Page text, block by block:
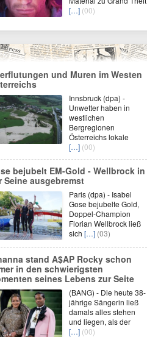
[…] (00)
und Muren im Westen
Innsbruck (dpa) -
Unwetter haben in
westlichen
Bergregionen
Österreichs lokale
[…] (00)
bejubelt EM-Gold - Wellbrock in
Seine ausgebremst
Paris (dpa) - Isabel
Gose bejubelte Gold,
Doppel-Champion
Florian Wellbrock ließ
sich […] (03)
stand A$AP Rocky schon
in den schwierigsten
seines Lebens zur Seite
(BANG) - Die heute 38-
jährige Sängerin ließ
damals alles stehen
und liegen, als der
[…] (00)